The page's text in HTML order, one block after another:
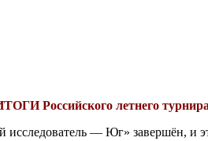
Российского летнего
— Юг» завершён, и